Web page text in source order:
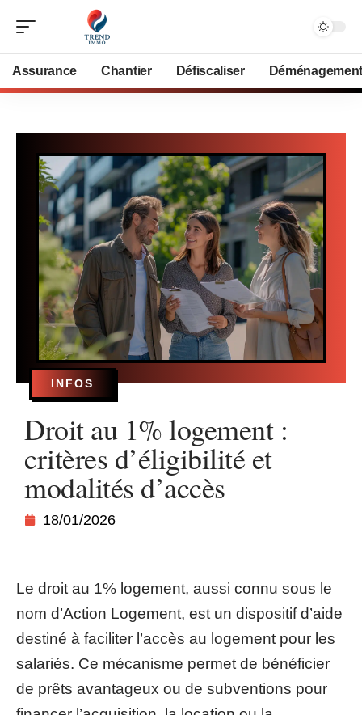
Assurance Chantier Défiscaliser Déménagement
INFOS
Droit au 1% logement :
critères d’éligibilité et
modalités d’accès
18/01/2026
Le droit au 1% logement, aussi connu sous le
nom d’Action Logement, est un dispositif d’aide
destiné à faciliter l’accès au logement pour les
salariés. Ce mécanisme permet de bénéficier
de prêts avantageux ou de subventions pour